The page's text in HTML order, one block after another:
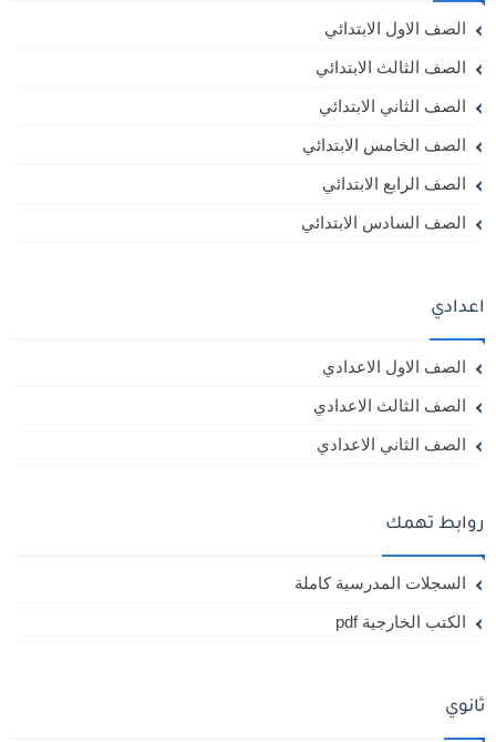
الصف الاول الابتدائي
الصف الثالث الابتدائي
الصف الثاني الابتدائي
الصف الخامس الابتدائي
الصف الرابع الابتدائي
الصف السادس الابتدائي
اعدادي
الصف الاول الاعدادي
الصف الثالث الاعدادي
الصف الثاني الاعدادي
روابط تهمك
السجلات المدرسية كاملة
الكتب الخارجية pdf
ثانوي